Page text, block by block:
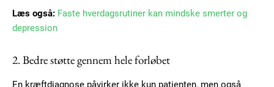
Gratis / forever
Etiam est nibh, lobortis sit
Læs også: Faste hverdagsrutiner kan mindske smerter og
depression
2. Bedre støtte gennem hele forløbet